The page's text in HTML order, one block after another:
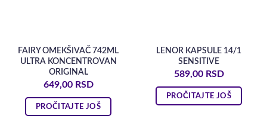
FAIRY OMEKŠIVAČ 742ML
ULTRA KONCENTROVAN
ORIGINAL
649,00 RSD
PROČITAJTE JOŠ
LENOR KAPSULE 14/1
SENSITIVE
589,00 RSD
PROČITAJTE JOŠ